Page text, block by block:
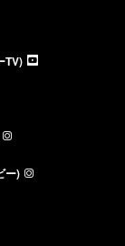
TV)
ー)